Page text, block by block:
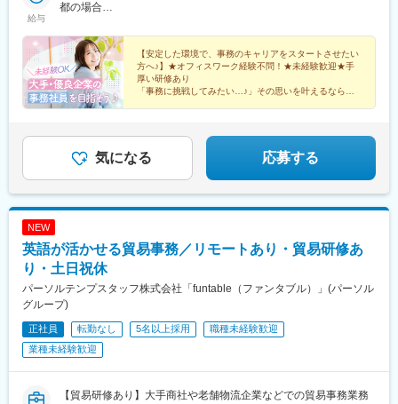
お住まいの地域や希望を考慮します☆配属先の企業により、在宅
限なし／当社規定に基づく）☆受動喫煙対策：原則あり（勤務先
に従う）
駅、知多半田駅、豊橋駅、豊田市駅、栄駅(愛知県)、近鉄四日市
駅(阪神)、姫路駅、草津駅(滋賀県)、札幌駅、祇園駅(福岡県)、天
神南駅、北品川駅、南新宿駅、大手町駅(東京都)、布田駅、新高島
駅、京急川崎駅、石上駅、新越谷駅、京成成田駅、京成西船駅、
京成千葉駅、名鉄岐阜駅、第一通り駅、新静岡駅、半田駅、駅前
駅、新豊田駅、栄町駅(愛知県)、あすなろう四日市駅、四条駅(京
駅、櫛田神社前駅、天神駅、高輪ゲートウェイ駅、代々木駅、二
重橋前駅、神奈川駅、栄町駅(千葉県)、新浜松駅、新豊橋駅、矢場
給与
都の場合
府の場合
【安定した環境で、事務のキャリアをスタートさせたい
方へ♪】★オフィスワーク経験不問！★未経験歓迎★手
厚い研修あり
「事務に挑戦してみたい…♪」その思いを叶えるなら、
気になる 応募する
NEW
英語が活かせる貿易事務／リモートあり・貿易研修あ
り・土日祝休
パーソルテンプスタッフ株式会社「funtable（ファンタブル）」(パーソル
グループ)
正社員 転勤なし 5名以上採用
職種未経験歓迎
業種未経験歓迎
【貿易研修あり】大手商社や老舗物流企業などでの貿易事務業務